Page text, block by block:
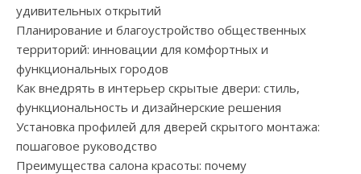
удивительных открытий
Планирование и благоустройство общественных
территорий: инновации для комфортных и
функциональных городов
Как внедрять в интерьер скрытые двери: стиль,
функциональность и дизайнерские решения
Установка профилей для дверей скрытого монтажа:
пошаговое руководство
Преимущества салона красоты: почему